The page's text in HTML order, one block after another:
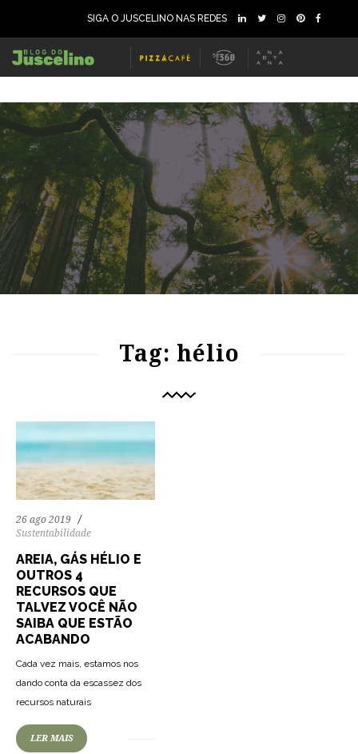
SIGA O JUSCELINO NAS REDES
Tag: hélio
26 ago 2019
Sustentabilidade
AREIA, GÁS HÉLIO E
OUTROS 4
RECURSOS QUE
TALVEZ VOCÊ NÃO
SAIBA QUE ESTÃO
ACABANDO
Cada vez mais, estamos nos
dando conta da escassez dos
recursos naturais
LER MAIS